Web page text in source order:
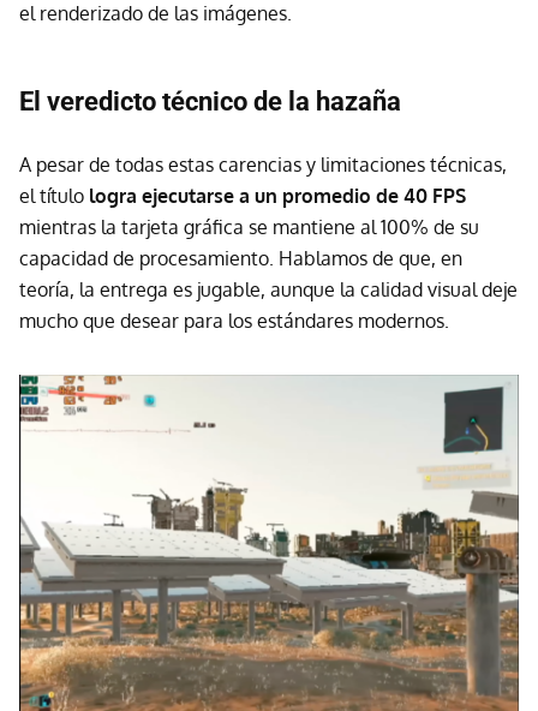
el renderizado de las imágenes.
El veredicto técnico de la hazaña
A pesar de todas estas carencias y limitaciones técnicas,
el título logra ejecutarse a un promedio de 40 FPS
mientras la tarjeta gráfica se mantiene al 100% de su
capacidad de procesamiento. Hablamos de que, en
teoría, la entrega es jugable, aunque la calidad visual deje
mucho que desear para los estándares modernos.